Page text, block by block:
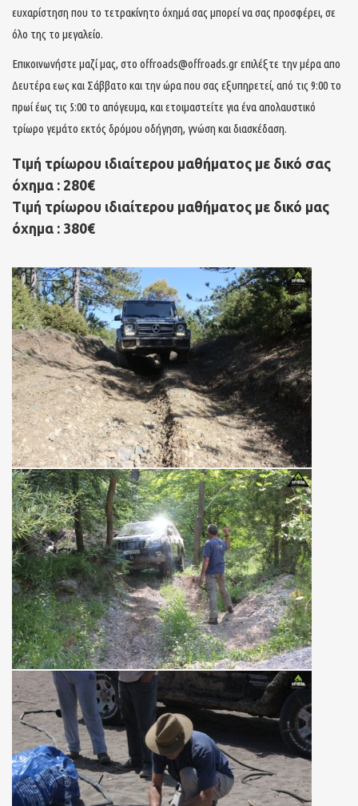
ευχαρίστηση που το τετρακίνητο όχημά σας μπορεί να σας προσφέρει, σε
όλο της το μεγαλείο.
Επικοινωνήστε μαζί μας, στο offroads@offroads.gr επιλέξτε την μέρα απο
Δευτέρα εως και Σάββατο και την ώρα που σας εξυπηρετεί, από τις 9:00 το
πρωί έως τις 5:00 το απόγευμα, και ετοιμαστείτε για ένα απολαυστικό
τρίωρο γεμάτο εκτός δρόμου οδήγηση, γνώση και διασκέδαση.
Τιμή τρίωρου ιδιαίτερου μαθήματος με δικό σας
όχημα : 280€
Τιμή τρίωρου ιδιαίτερου μαθήματος με δικό μας
όχημα : 380€